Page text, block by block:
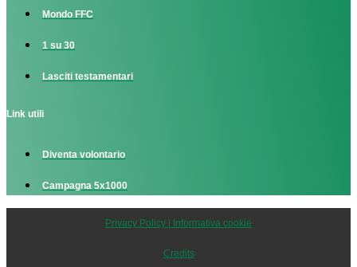
Mondo FFC
1 su 30
Lasciti testamentari
Link utili
Diventa volontario
Campagna 5x1000
Privacy Policy | Informativa cookie
Credits